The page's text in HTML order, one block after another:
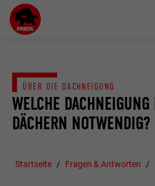
WELCHE
DÄCHERN NOTWENDIG?
ÜBER DIE DACHNEIGUNG
Startseite Fragen & Antworten